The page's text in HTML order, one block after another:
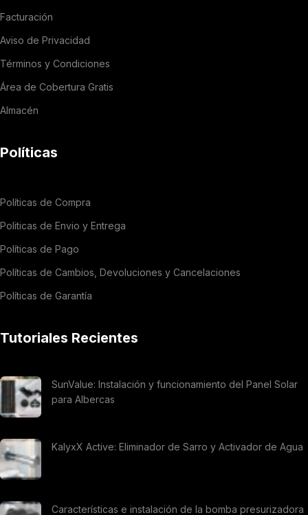
Facturación
Aviso de Privacidad
Términos y Condiciones
Área de Cobertura Gratis
Almacén
Políticas
Políticas de Compra
Politicas de Envio y Entrega
Políticas de Pago
Políticas de Cambios, Devoluciones y Cancelaciones
Políticas de Garantía
Tutoriales Recientes
SunValue: Instalación y funcionamiento del Panel Solar
para Albercas
KalyxX Active: Eliminador de Sarro y Activador de Agua
Características e instalación de la bomba presurizadora